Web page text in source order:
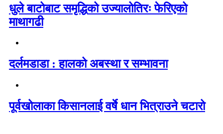
धुले बाटोबाट समृद्धिको उज्यालोतिरः फेरिएको
माथागढी
दर्लमडाडा : हालको अबस्था र सम्भावना
पूर्वखोलाका किसानलाई वर्षे धान भित्राउने चटारो